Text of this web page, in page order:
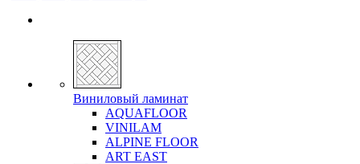
Виниловый ламинат
AQUAFLOOR
VINILAM
ALPINE FLOOR
ART EAST